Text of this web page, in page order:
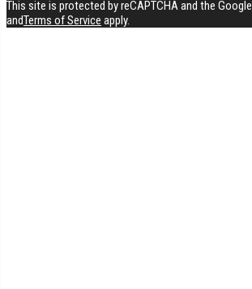
This site is protected by reCAPTCHA and the Google
andTerms of Service apply.